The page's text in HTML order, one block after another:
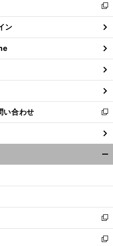
閉
る
新
し
い
ウ
ィ
ン
ド
ウ
で
開
く
ン
合わせ
新
し
い
ウ
ィ
ン
ウ
開
く
新
し
い
新